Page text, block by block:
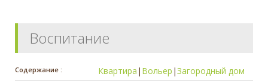
Воспитание
Содержание : Квартира | Вольер |Загородный дом